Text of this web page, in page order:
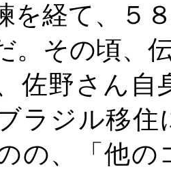
を経て、５
。その頃、
佐野さん
ラジル移
の、「他の